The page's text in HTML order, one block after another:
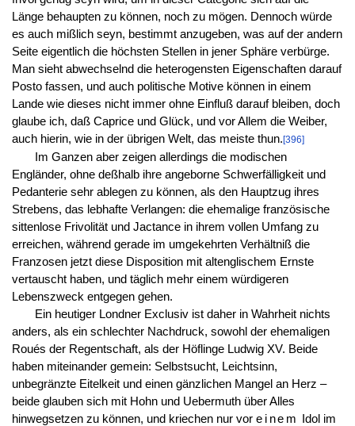
Länge behaupten zu können, noch zu mögen. Dennoch würde
es auch mißlich seyn, bestimmt anzugeben, was auf der andern
Seite eigentlich die höchsten Stellen in jener Sphäre verbürge.
Man sieht abwechselnd die heterogensten Eigenschaften darauf
Posto fassen, und auch politische Motive können in einem
Lande wie dieses nicht immer ohne Einfluß darauf bleiben, doch
glaube ich, daß Caprice und Glück, und vor Allem die Weiber,
auch hierin, wie in der übrigen Welt, das meiste thun.[396]
Im Ganzen aber zeigen allerdings die modischen
Engländer, ohne deßhalb ihre angeborne Schwerfälligkeit und
Pedanterie sehr ablegen zu können, als den Hauptzug ihres
Strebens, das lebhafte Verlangen: die ehemalige französische
sittenlose Frivolität und Jactance in ihrem vollen Umfang zu
erreichen, während gerade im umgekehrten Verhältniß die
Franzosen jetzt diese Disposition mit altenglischem Ernste
vertauscht haben, und täglich mehr einem würdigeren
Lebenszweck entgegen gehen.
Ein heutiger Londner Exclusiv ist daher in Wahrheit nichts
anders, als ein schlechter Nachdruck, sowohl der ehemaligen
Roués der Regentschaft, als der Höflinge Ludwig XV. Beide
haben miteinander gemein: Selbstsucht, Leichtsinn,
unbegränzte Eitelkeit und einen gänzlichen Mangel an Herz –
beide glauben sich mit Hohn und Uebermuth über Alles
hinwegsetzen zu können, und kriechen nur vor einem Idol im